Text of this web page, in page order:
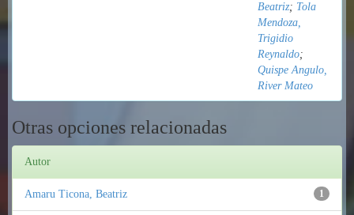
Beatriz; Tola
Mendoza,
Trigidio
Reynaldo;
Quispe Angulo,
River Mateo
Otras opciones relacionadas
Autor
1
Amaru Ticona, Beatriz